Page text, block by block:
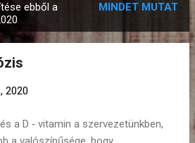
ebből a
MINDET MUTAT
2020
a D ‑ vitamin a szervezetünkben,